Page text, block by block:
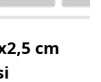
cm